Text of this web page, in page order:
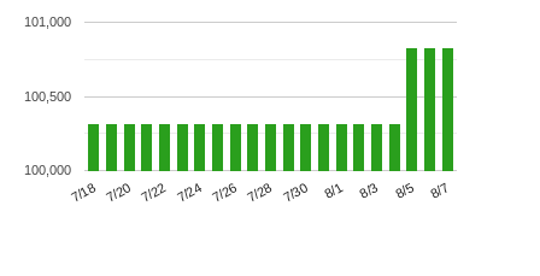
7/18 7/20 7/22 7/24 7/26 7/28 7/30 8/1 8/3 8/5 8/7
100,000
100,500
101,000